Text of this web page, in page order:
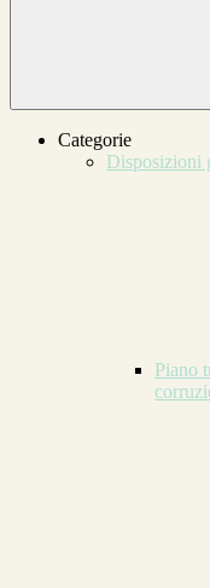
Categorie
Disposizioni
Piano